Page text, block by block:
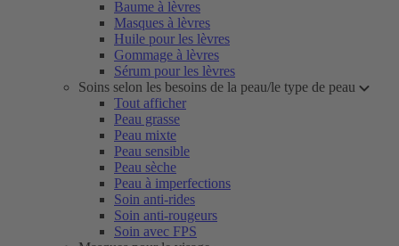
Baume à lèvres
Masques à lèvres
Huile pour les lèvres
Gommage à lèvres
Sérum pour les lèvres
Soins selon les besoins de la peau/le type de peau
Tout afficher
Peau grasse
Peau mixte
Peau sensible
Peau sèche
Peau à imperfections
Soin anti-rides
Soin anti-rougeurs
Soin avec FPS